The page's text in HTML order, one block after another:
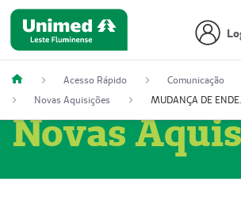
Acesso Rápido
Comunicação
Novas Aquisições
MUDANÇA DE
Novas